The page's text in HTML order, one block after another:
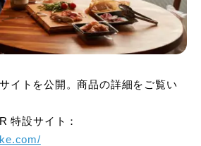
イトを公開。商品の詳細をご覧い
特設サイト：